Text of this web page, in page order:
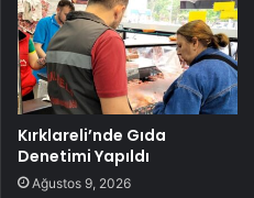
Kırklareli’nde Gıda
Denetimi Yapıldı
Ağustos 9, 2026